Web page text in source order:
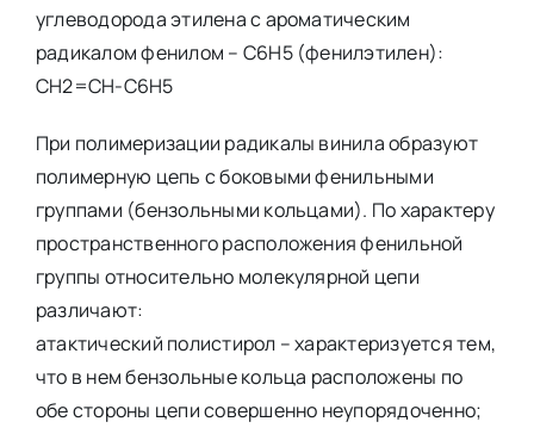
углеводорода этилена с ароматическим
радикалом фенилом – С6Н5 (фенилэтилен):
СН2=СН-С6Н5
При полимеризации радикалы винила образуют
полимерную цепь с боковыми фенильными
группами (бензольными кольцами). По характеру
пространственного расположения фенильной
группы относительно молекулярной цепи
различают:
атактический полистирол – характеризуется тем,
что в нем бензольные кольца расположены по
обе стороны цепи совершенно неупорядоченно;